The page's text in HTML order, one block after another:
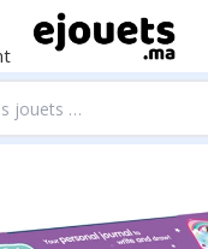
scolaires et éducation